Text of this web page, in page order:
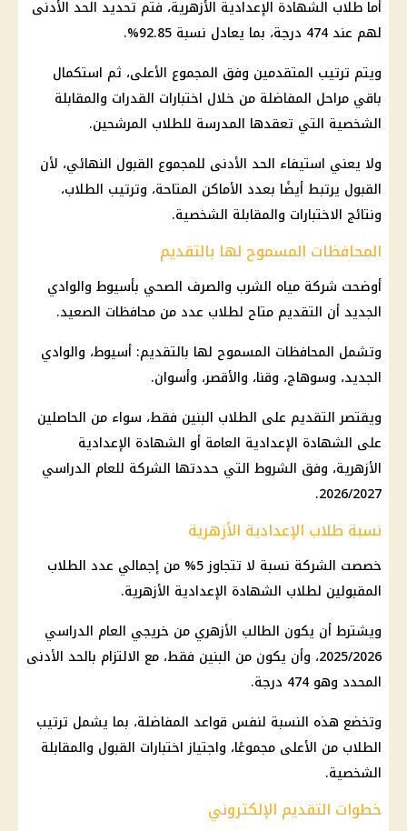
أما طلاب الشهادة الإعدادية الأزهرية، فتم تحديد الحد الأدنى
لهم عند 474 درجة، بما يعادل نسبة 92.85%.
ويتم ترتيب المتقدمين وفق المجموع الأعلى، ثم استكمال
باقي مراحل المفاضلة من خلال اختبارات القدرات والمقابلة
الشخصية التي تعقدها المدرسة للطلاب المرشحين.
ولا يعني استيفاء الحد الأدنى للمجموع القبول النهائي، لأن
القبول يرتبط أيضًا بعدد الأماكن المتاحة، وترتيب الطلاب،
ونتائج الاختبارات والمقابلة الشخصية.
المحافظات المسموح لها بالتقديم
أوضحت شركة مياه الشرب والصرف الصحي بأسيوط والوادي
الجديد أن التقديم متاح لطلاب عدد من محافظات الصعيد.
وتشمل المحافظات المسموح لها بالتقديم: أسيوط، والوادي
الجديد، وسوهاج، وقنا، والأقصر، وأسوان.
ويقتصر التقديم على الطلاب البنين فقط، سواء من الحاصلين
على الشهادة الإعدادية العامة أو الشهادة الإعدادية
الأزهرية، وفق الشروط التي حددتها الشركة للعام الدراسي
2026/2027.
نسبة طلاب الإعدادية الأزهرية
خصصت الشركة نسبة لا تتجاوز 5% من إجمالي عدد الطلاب
المقبولين لطلاب الشهادة الإعدادية الأزهرية.
ويشترط أن يكون الطالب الأزهري من خريجي العام الدراسي
2025/2026، وأن يكون من البنين فقط، مع الالتزام بالحد الأدنى
المحدد وهو 474 درجة.
وتخضع هذه النسبة لنفس قواعد المفاضلة، بما يشمل ترتيب
الطلاب من الأعلى مجموعًا، واجتياز اختبارات القبول والمقابلة
الشخصية.
خطوات التقديم الإلكتروني